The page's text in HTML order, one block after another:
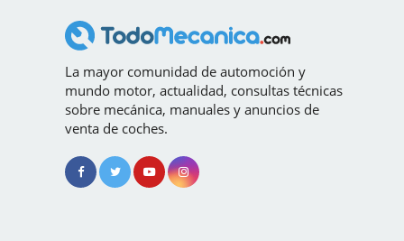
La mayor comunidad de automoción y
mundo motor, actualidad, consultas técnicas
sobre mecánica, manuales y anuncios de
venta de coches.